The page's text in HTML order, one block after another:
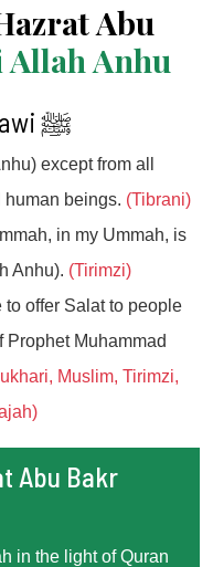
Abu
Allah Anhu
Hadith e Nabawi ﷺ
except from all
human beings. (Tibrani)
in my Ummah, is
Anhu). (Tirimzi)
to offer Salat to people
Prophet Muhammad
Muslim, Tirimzi,
Abu Bakr
in the light of Quran